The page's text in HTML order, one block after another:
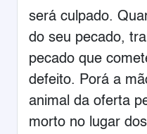
será culpado.
do seu pecado,
pecado que
defeito. Porá a
animal da oferta
morto no lugar